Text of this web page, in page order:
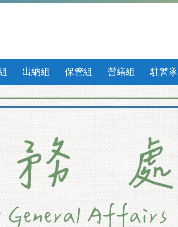
出納組 保管組 營繕組 駐警隊